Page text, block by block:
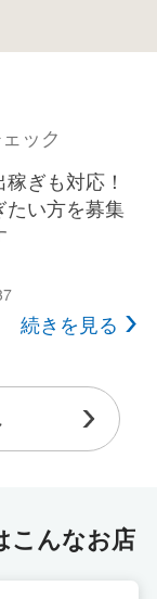
テ＆マッサー
！
があり
があります。
ック
ぎも対応！
い方を募集
続きを見る
こんなお店